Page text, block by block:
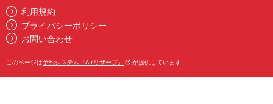
利用規約
プライバシーポリシー
お問い合わせ
このページは予約システム『Airリザーブ』 が提供しています